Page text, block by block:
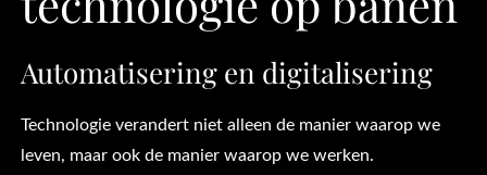
Automatisering en digitalisering
Technologie verandert niet alleen de manier waarop we
leven, maar ook de manier waarop we werken.